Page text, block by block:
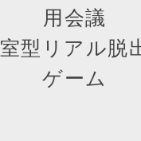
用会議
室型リアル脱
ゲーム